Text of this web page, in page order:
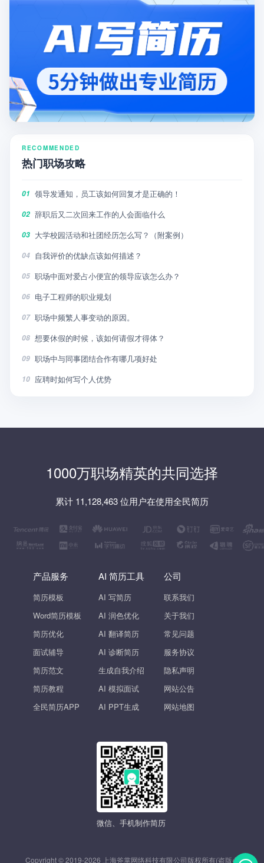
RECOMMENDED
热门职场攻略
01 领导发通知，员工该如何回复才是正确的！
02 辞职后又二次回来工作的人会面临什么
03 大学校园活动和社团经历怎么写？（附案例）
04 自我评价的优缺点该如何描述？
05 职场中面对爱占小便宜的领导应该怎么办？
06 电子工程师的职业规划
07 职场中频繁人事变动的原因。
08 想要休假的时候，该如何请假才得体？
09 职场中与同事团结合作有哪几项好处
10 应聘时如何写个人优势
1000万职场精英的共同选择
累计 11,128,463 位用户在使用全民简历
产品服务
简历模板
Word简历模板
简历优化
面试辅导
简历范文
简历教程
全民简历APP
AI 简历工具
AI 写简历
AI 润色优化
AI 翻译简历
AI 诊断简历
生成自我介绍
AI 模拟面试
AI PPT生成
公司
联系我们
关于我们
常见问题
服务协议
隐私声明
网站公告
网站地图
微信、手机制作简历
Copyright © 2019-2026 上海斧掌网络科技有限公司版权所有(盗版必